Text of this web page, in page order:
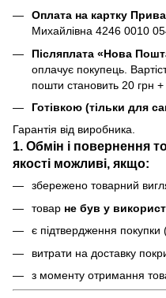
Оплата на картку
Михайлівна 4246 0010
Післяплата «Нова
оплачує покупець.
пошти становить 20 грн
Готівкою (тільки для
Гарантія від виробника.
1. Обмін і повернення
якості можливі, якщо:
збережено товарний
товар не був у
є підтвердження
витрати на доставку
з моменту отримання